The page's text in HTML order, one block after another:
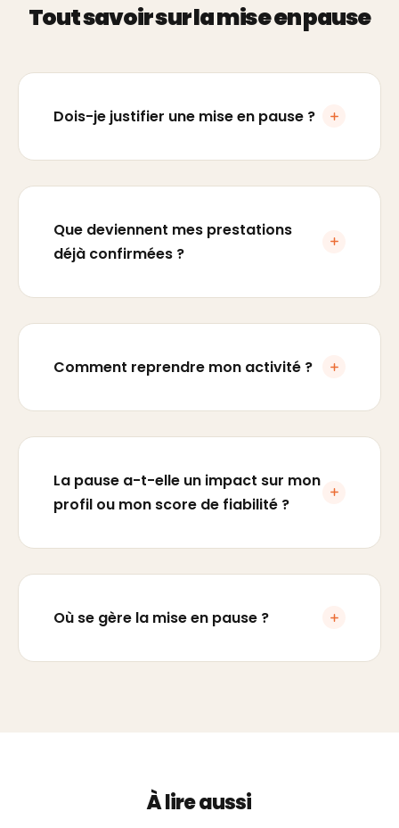
Tout savoir sur la mise en pause
Dois-je justifier une mise en pause ?
Que deviennent mes prestations
déjà confirmées ?
Comment reprendre mon activité ?
La pause a-t-elle un impact sur mon
profil ou mon score de fiabilité ?
Où se gère la mise en pause ?
À lire aussi